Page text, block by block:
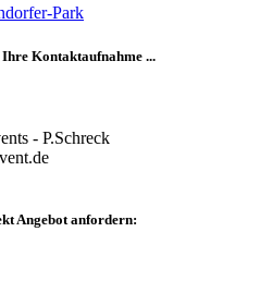
Park
Kontaktaufnahme ...
- P.Schreck
Angebot anfordern: